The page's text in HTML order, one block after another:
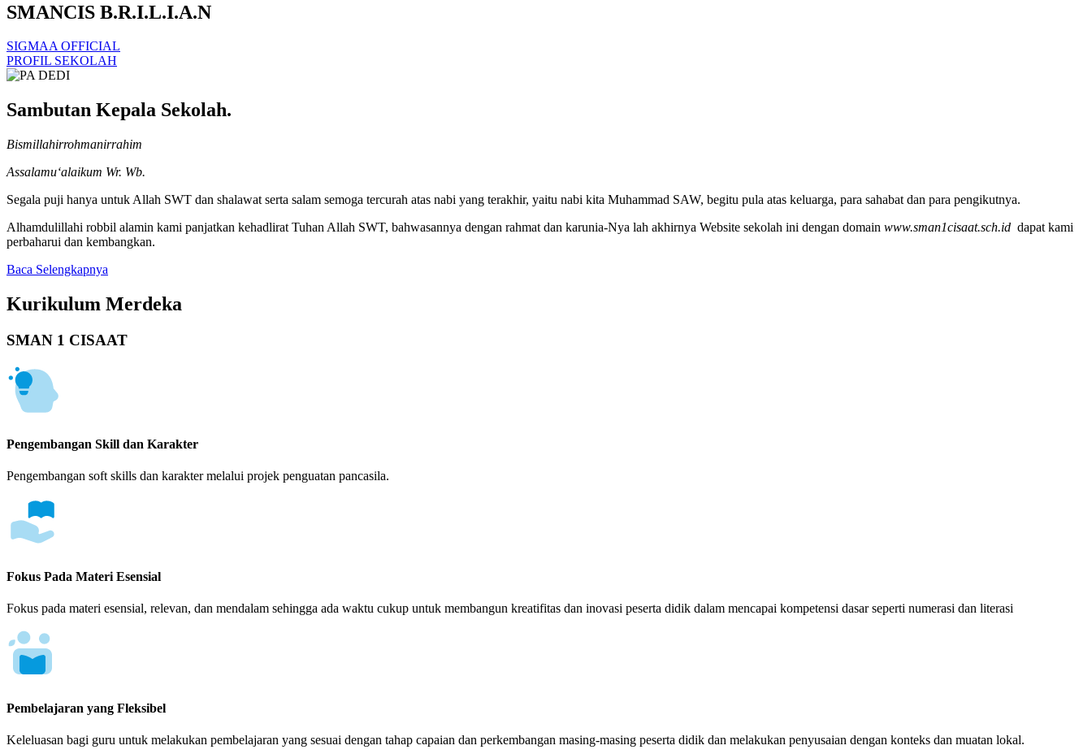
SMANCIS B.R.I.L.I.A.N
SIGMAA OFFICIAL
PROFIL SEKOLAH
Sambutan Kepala Sekolah.
Bismillahirrohmanirrahim
Assalamu‘alaikum Wr. Wb.
Segala puji hanya untuk Allah SWT dan shalawat serta salam semoga tercurah atas nabi yang terakhir, yaitu nabi kita Muhammad SAW, begitu pula atas keluarga, para sahabat dan para pengikutnya.
Alhamdulillahi robbil alamin kami panjatkan kehadlirat Tuhan Allah SWT, bahwasannya dengan rahmat dan karunia-Nya lah akhirnya Website sekolah ini dengan domain www.sman1cisaat.sch.id dapat kami
perbaharui dan kembangkan.
Baca Selengkapnya
Kurikulum Merdeka
SMAN 1 CISAAT
Pengembangan Skill dan Karakter
Pengembangan soft skills dan karakter melalui projek penguatan pancasila.
Fokus Pada Materi Esensial
Fokus pada materi esensial, relevan, dan mendalam sehingga ada waktu cukup untuk membangun kreatifitas dan inovasi peserta didik dalam mencapai kompetensi dasar seperti numerasi dan literasi
Pembelajaran yang Fleksibel
Keleluasan bagi guru untuk melakukan pembelajaran yang sesuai dengan tahap capaian dan perkembangan masing-masing peserta didik dan melakukan penyusaian dengan konteks dan muatan lokal.